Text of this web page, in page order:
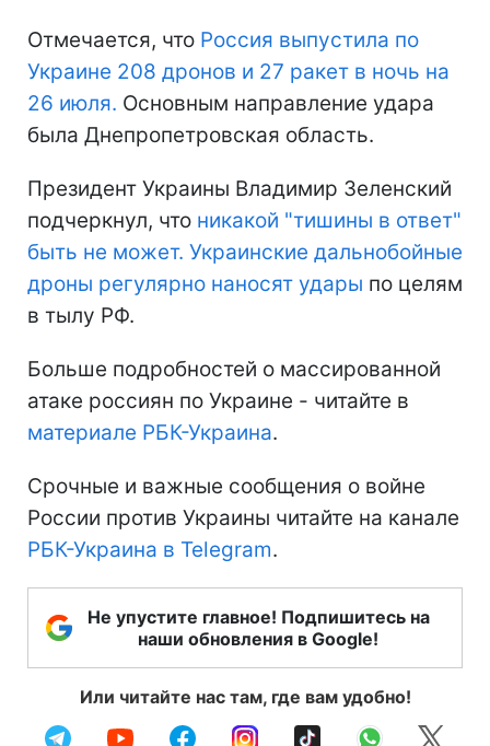
Отмечается, что Россия выпустила по
Украине 208 дронов и 27 ракет в ночь на
26 июля. Основным направление удара
была Днепропетровская область.
Президент Украины Владимир Зеленский
подчеркнул, что никакой "тишины в ответ"
быть не может. Украинские дальнобойные
дроны регулярно наносят удары по целям
в тылу РФ.
Больше подробностей о массированной
атаке россиян по Украине - читайте в
материале РБК-Украина.
Срочные и важные сообщения о войне
России против Украины читайте на канале
РБК-Украина в Telegram.
Не упустите главное! Подпишитесь на
наши обновления в Google!
Или читайте нас там, где вам удобно!